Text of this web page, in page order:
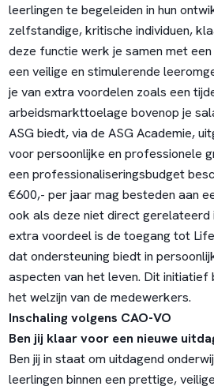
leerlingen te begeleiden in hun
zelfstandige, kritische individuen,
deze functie werk je samen met
een veilige en stimulerende
je van extra voordelen zoals een
arbeidsmarkttoelage bovenop je
ASG biedt, via de ASG Academie,
voor persoonlijke en professionele
een professionaliseringsbudget
€600,- per jaar mag besteden aan
ook als deze niet direct gerelateerd
extra voordeel is de toegang tot
dat ondersteuning biedt in
aspecten van het leven. Dit
het welzijn van de medewerkers.
Inschaling volgens CAO-VO
Ben jij klaar voor een nieuwe
Ben jij in staat om uitdagend
leerlingen binnen een prettige,